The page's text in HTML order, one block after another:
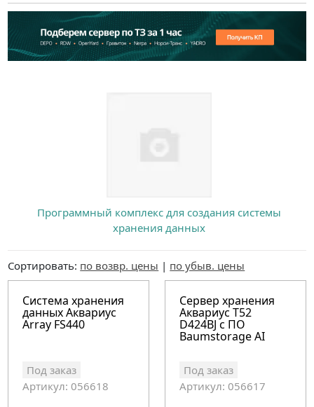
Программный комплекс для создания системы
хранения данных
Сортировать: по возвр. цены | по убыв. цены
Система хранения
данных Аквариус
Array FS440
Под заказ
Артикул: 056618
Сервер хранения
Аквариус T52
D424BJ c ПО
Baumstorage AI
Под заказ
Артикул: 056617